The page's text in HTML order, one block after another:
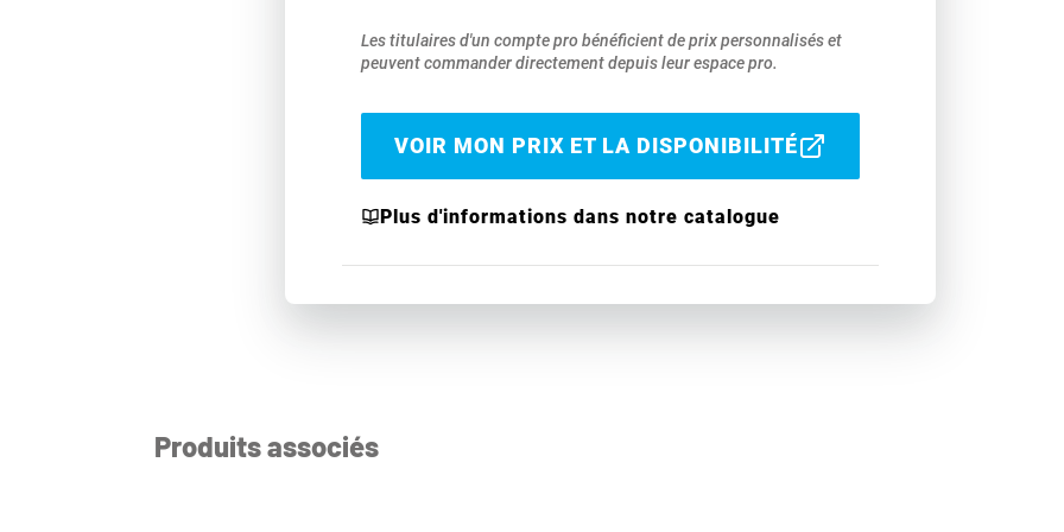
Les titulaires d'un compte pro bénéficient de prix personnalisés et
peuvent commander directement depuis leur espace pro.
VOIR MON PRIX ET LA DISPONIBILITÉ
Plus d'informations dans notre catalogue
Produits associés